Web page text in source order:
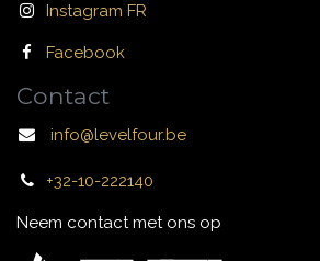
Instagram FR
Facebook
Contact
info@levelfour.be
+32-10-222140
Neem contact met ons op